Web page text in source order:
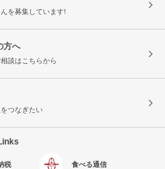
を募集しています!
方へ
談はこちらから
つなぎたい
税 食べる通信